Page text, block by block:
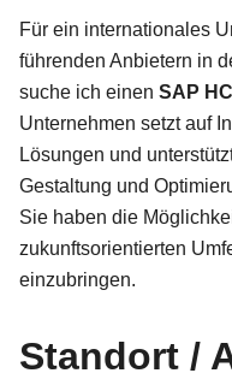
Für ein internationales
führenden Anbietern in
suche ich einen SAP
Unternehmen setzt auf
Lösungen und
Gestaltung und
Sie haben die
zukunftsorientierten
einzubringen.
Standort /